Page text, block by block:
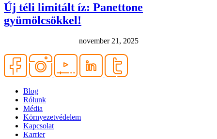
Új téli limitált íz: Panettone
gyümölcsökkel!
november 21, 2025
Blog
Rólunk
Média
Környezetvédelem
Kapcsolat
Karrier